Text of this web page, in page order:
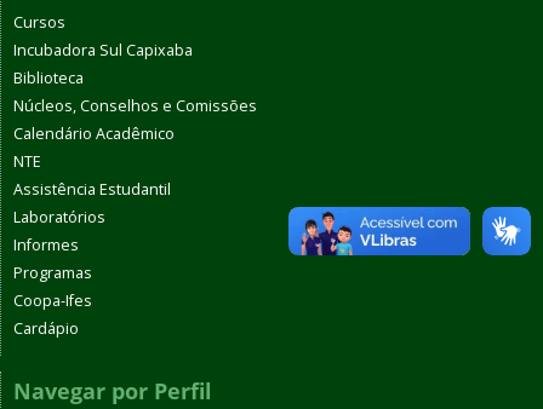
Cursos
Incubadora Sul Capixaba
Biblioteca
Núcleos, Conselhos e Comissões
Calendário Acadêmico
NTE
Assistência Estudantil
Laboratórios
Informes
Programas
Coopa-Ifes
Cardápio
Navegar por Perfil